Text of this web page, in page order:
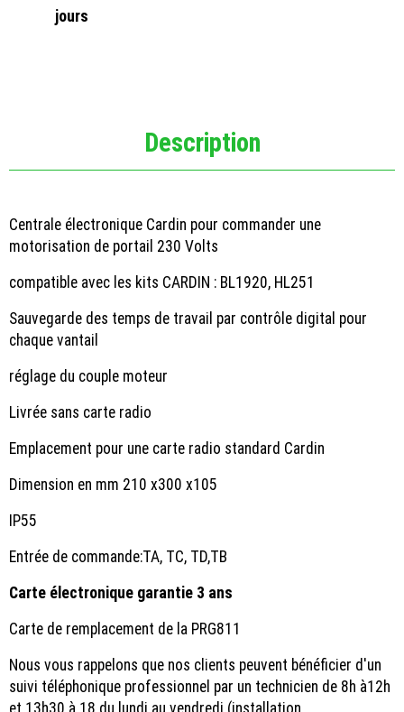
jours
Description
Centrale électronique Cardin pour commander une
motorisation de portail 230 Volts
compatible avec les kits CARDIN : BL1920, HL251
Sauvegarde des temps de travail par contrôle digital pour
chaque vantail
réglage du couple moteur
Livrée sans carte radio
Emplacement pour une carte radio standard Cardin
Dimension en mm 210 x300 x105
IP55
Entrée de commande:TA, TC, TD,TB
Carte électronique garantie 3 ans
Carte de remplacement de la PRG811
Nous vous rappelons que nos clients peuvent bénéficier d'un
suivi téléphonique professionnel par un technicien de 8h à12h
et 13h30 à 18 du lundi au vendredi (installation,